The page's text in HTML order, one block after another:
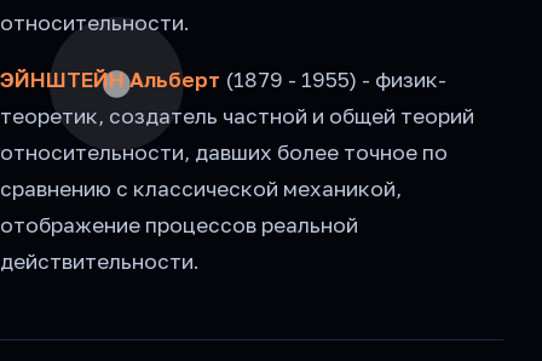
относительности.
ЭЙНШТЕЙН Альберт (1879 - 1955) - физик-
теоретик, создатель частной и общей теорий
относительности, давших более точное по
сравнению с классической механикой,
отображение процессов реальной
действительности.